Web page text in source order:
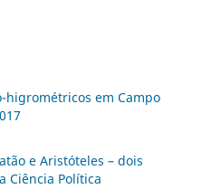
higrométricos em Campo
e Aristóteles – dois
Ciência Política